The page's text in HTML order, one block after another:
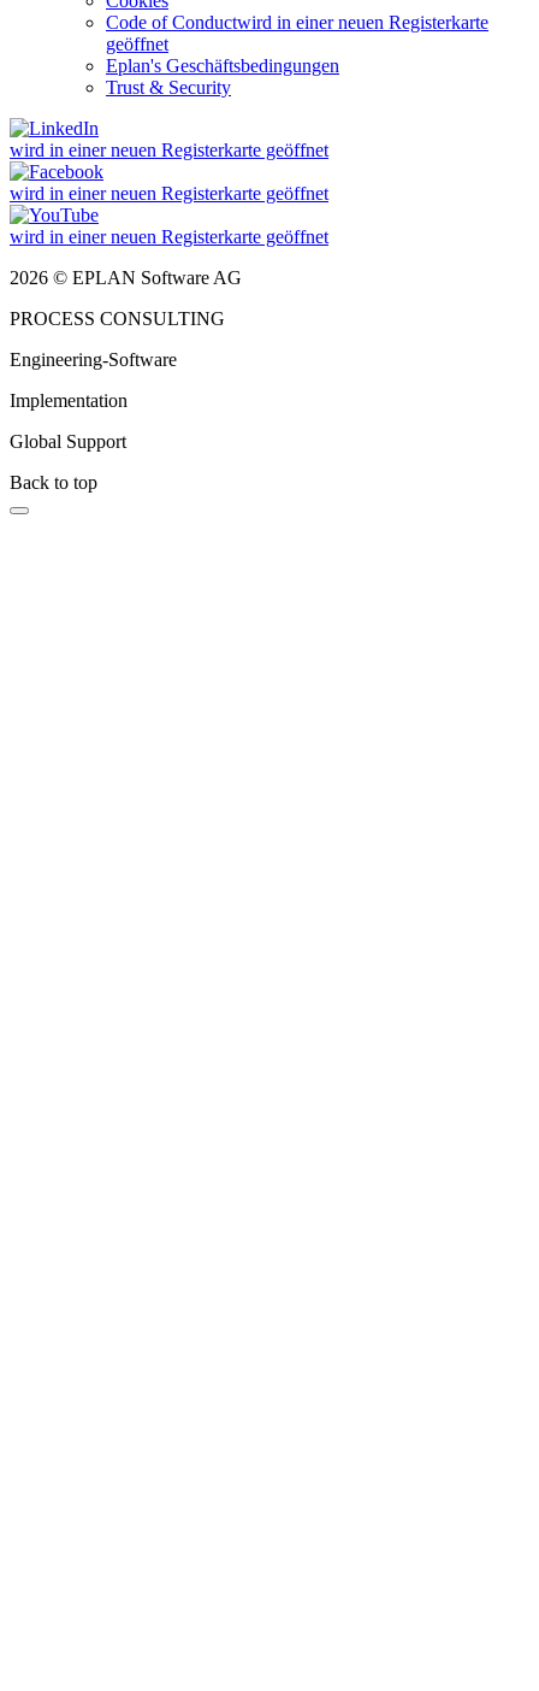
Code of Conductwird in einer neuen Registerkarte
geöffnet
Eplan's Geschäftsbedingungen
Trust & Security
wird in einer neuen Registerkarte geöffnet
wird in einer neuen Registerkarte geöffnet
wird in einer neuen Registerkarte geöffnet
2026 © EPLAN Software AG
PROCESS CONSULTING
Engineering-Software
Implementation
Global Support
Back to top